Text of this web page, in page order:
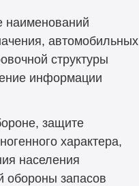
наименований
автомобильных
структуры
информации
защите
характера,
населения
обороны запасов